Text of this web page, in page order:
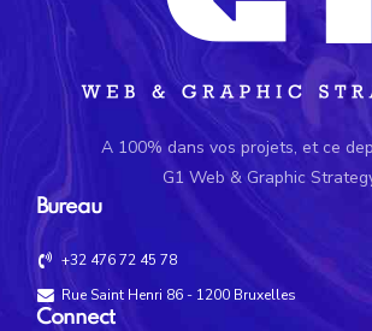
A 100% dans vos projets, et ce
G1 Web & Graphic
Bureau
+32 476 72 45 78
Rue Saint Henri 86 - 1200 Bruxelles
Connect